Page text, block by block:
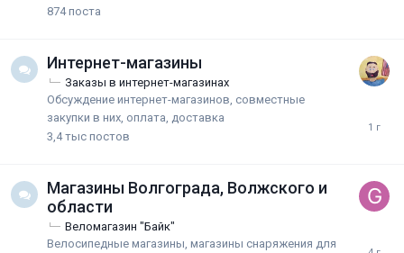
874 поста
Интернет-магазины
Заказы в интернет-магазинах
Обсуждение интернет-магазинов, совместные
закупки в них, оплата, доставка
3,4 тыс постов
Магазины Волгограда, Волжского и
области
Веломагазин "Байк"
Велосипедные магазины, магазины снаряжения для